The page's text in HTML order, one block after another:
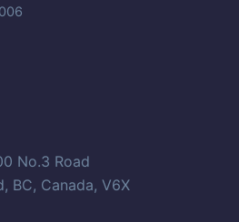
No.3 Road
BC, Canada, V6X